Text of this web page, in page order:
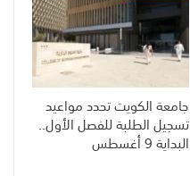
جامعة الكويت تحدد مواعيد
تسجيل الطلبة للفصل الأول..
البداية 9 أغسطس